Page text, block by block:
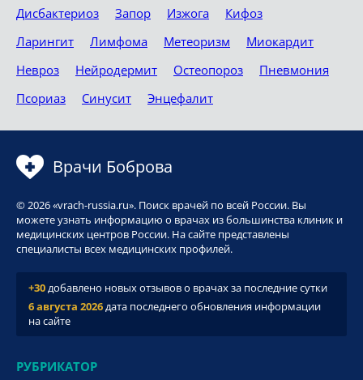
Дисбактериоз
Запор Изжога
Кифоз
Ларингит
Лимфома Метеоризм
Миокардит
Невроз
Нейродермит Остеопороз
Пневмония
Псориаз
Синусит Энцефалит
Врачи Боброва
© 2026 «vrach-russia.ru». Поиск врачей по всей России. Вы
можете узнать информацию о врачах из большинства клиник и
медицинских центров России. На сайте представлены
специалисты всех медицинских профилей.
+30добавлено новых отзывов о врачах за последние сутки
6 августа 2026дата последнего обновления информации
на сайте
РУБРИКАТОР